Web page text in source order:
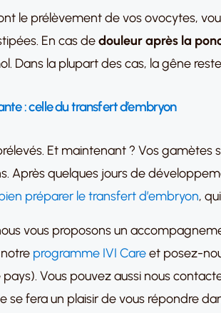
le prélèvement de vos ovocytes,
En cas dedouleur après la
Dans la plupart des cas, la gêne
: celle du transfert d’embryon
Et maintenant ? Vos
Après quelques jours de
préparer le transfert d’embryon,
vous proposons un
programme IVI Careet posez-
pays). Vous pouvez aussi nous
se fera un plaisir de vous répondre